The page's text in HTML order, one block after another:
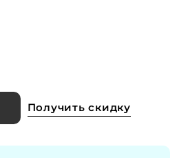
Получить скидку